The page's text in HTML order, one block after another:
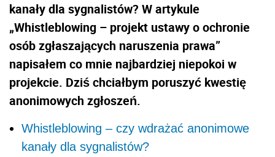
kanały dla sygnalistów? W artykule
„Whistleblowing – projekt ustawy o ochronie
osób zgłaszających naruszenia prawa”
napisałem co mnie najbardziej niepokoi w
projekcie. Dziś chciałbym poruszyć kwestię
anonimowych zgłoszeń.
Whistleblowing – czy wdrażać anonimowe
kanały dla sygnalistów?